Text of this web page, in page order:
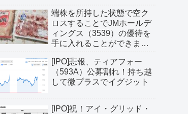
端株を所持した状態で空ク
ロスすることでJMホールデ
ィングス（3539）の優待を
手に入れることができまし
[IPO]悲報、ティアフォー
（593A）公募割れ！持ち越
して微プラスでイグジット
[IPO]祝！アイ・グリッド・